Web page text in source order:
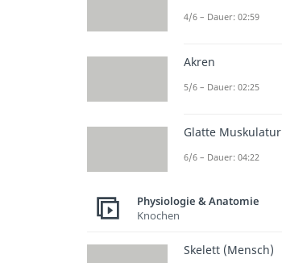
4/6 – Dauer: 02:59
Akren
5/6 – Dauer: 02:25
Glatte Muskulatur
6/6 – Dauer: 04:22
Physiologie & Anatomie
Knochen
Skelett (Mensch)